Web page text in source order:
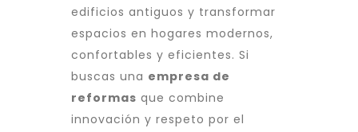
edificios antiguos y transformar
espacios en hogares modernos,
confortables y eficientes. Si
buscas una empresa de
reformas que combine
innovación y respeto por el